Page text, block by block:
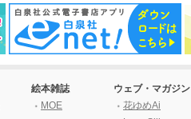
絵本雑誌
MOE
ウェブ・マガジン
花ゆめAi